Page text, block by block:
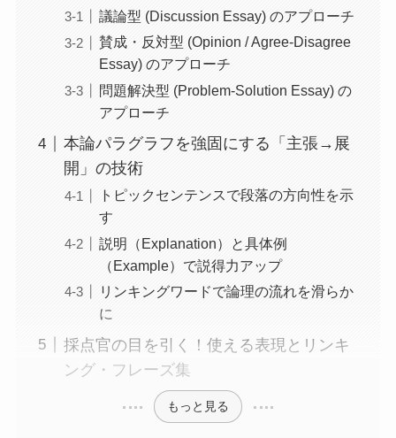
議論型 (Discussion Essay) のアプローチ
賛成・反対型 (Opinion / Agree-Disagree
Essay) のアプローチ
問題解決型 (Problem-Solution Essay) の
アプローチ
本論パラグラフを強固にする「主張→展
開」の技術
トピックセンテンスで段落の方向性を示
す
説明（Explanation）と具体例
（Example）で説得力アップ
リンキングワードで論理の流れを滑らか
に
採点官の目を引く！使える表現とリンキ
ング・フレーズ集
もっと見る